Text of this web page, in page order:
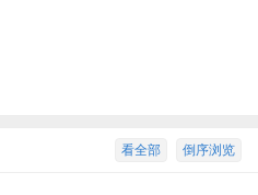
倒序浏览
看全部